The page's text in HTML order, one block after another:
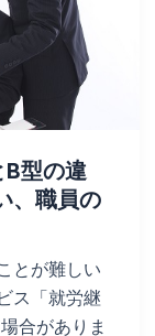
型の違
、職員の
とが難しい
ス「就労継
合がありま